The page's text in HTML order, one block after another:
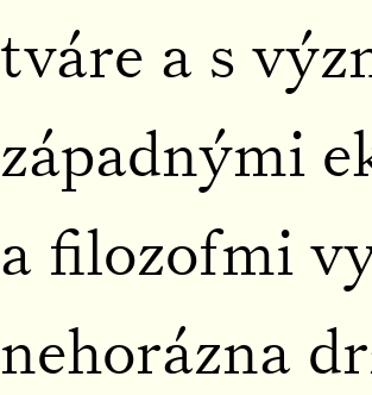
tváre a s
západnými
a filozofmi
nehorázna